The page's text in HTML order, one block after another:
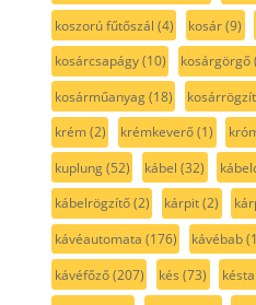
koszorú fűtőszál (4) kosár(9)
kosárcsapágy(10) kosárgörgő
kosárműanyag(18)
krém(2) krémkeverő(1)
kuplung(52) kábel (32)
kábelrögzítő(2) kárpit(2)
kávéautomata (176) kávébab
kávéfőző(207) kés (73)